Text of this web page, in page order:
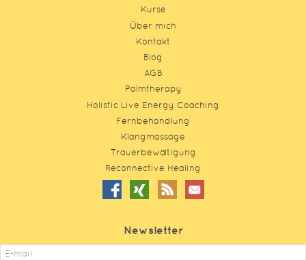
Kurse
Über mich
Kontakt
Blog
AGB
Palmtherapy
Holistic Live Energy Coaching
Fernbehandlung
Klangmassage
Trauerbewältigung
Reconnective Healing
Newsletter